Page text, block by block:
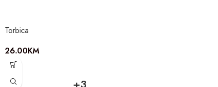
Torbica
26.00KM